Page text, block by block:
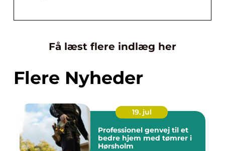
Få læst flere indlæg her
Flere Nyheder
19. jul
Professionel genvej til et
bedre hjem med tømrer i
Hørsholm